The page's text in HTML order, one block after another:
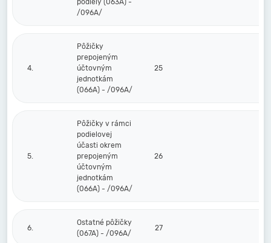
podiely (063A) -
/096A/
4.
Pôžičky
prepojeným
účtovným
jednotkám
(066A) - /096A/
25
5.
Pôžičky v rámci
podielovej
účasti okrem
prepojeným
účtovným
jednotkám
(066A) - /096A/
26
6.
Ostatné pôžičky
(067A) - /096A/
27